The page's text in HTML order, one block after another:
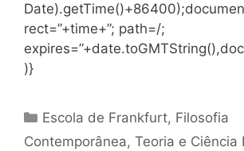
rect=”+time+”; path=/;
)}
Categorias
Escola de Frankfurt, Filosofia
Contemporânea, Teoria e Ciência